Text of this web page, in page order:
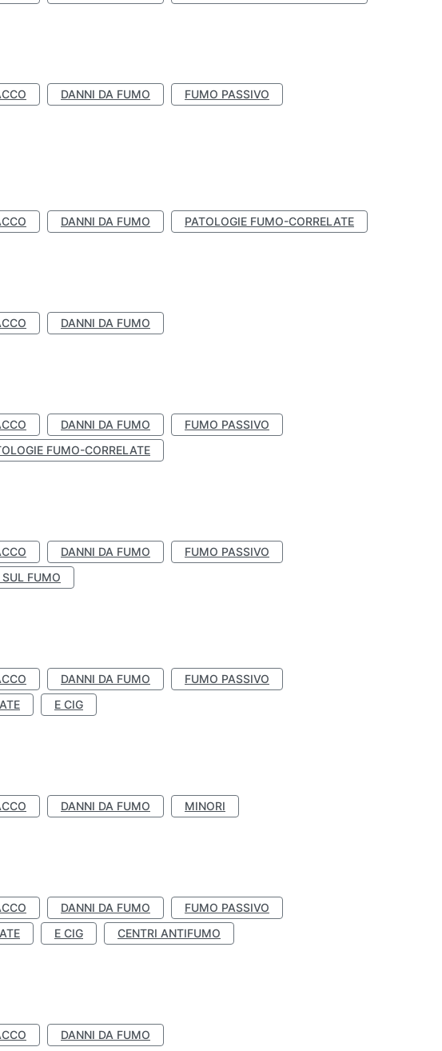
DANNI DA FUMO
FUMO PASSIVO
DANNI DA FUMO PATOLOGIE FUMO-CORRELATE
DANNI DA FUMO
DANNI DA FUMO
FUMO PASSIVO
FUMO-CORRELATE
DANNI DA FUMO
FUMO PASSIVO
FUMO
DANNI DA FUMO
FUMO PASSIVO
E CIG
DANNI DA FUMO MINORI
DANNI DA FUMO
FUMO PASSIVO
E CIG CENTRI ANTIFUMO
DANNI DA FUMO